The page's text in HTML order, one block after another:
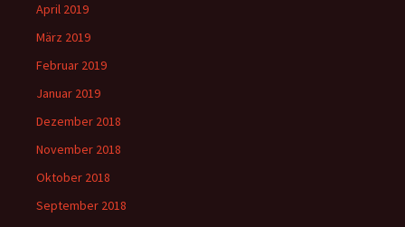
April 2019
März 2019
Februar 2019
Januar 2019
Dezember 2018
November 2018
Oktober 2018
September 2018